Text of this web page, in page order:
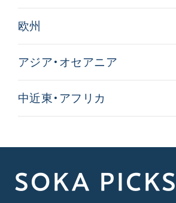
欧州
アジア・オセアニア
中近東・アフリカ
SOKA PICKS